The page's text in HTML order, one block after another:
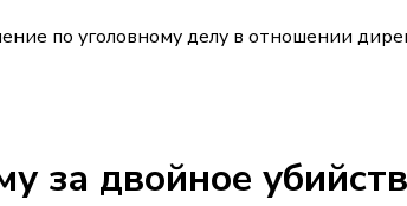
по уголовному делу в отношении
за двойное